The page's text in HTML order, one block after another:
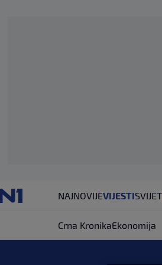
NAJNOVIJEVIJESTISVIJET
Crna KronikaEkonomija